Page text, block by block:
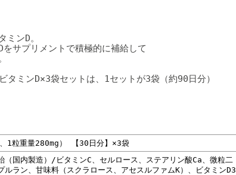
ンD。
サプリメントで積極的に補給して
ミンD×3袋セットは、1セットが3袋（約90日分）
1粒重量280mg） 【30日分】×3袋
（国内製造）/ビタミンC、セルロース、ステアリン酸Ca、微粒二
ルラン、甘味料（スクラロース、アセスルファムK）、ビタミンD3